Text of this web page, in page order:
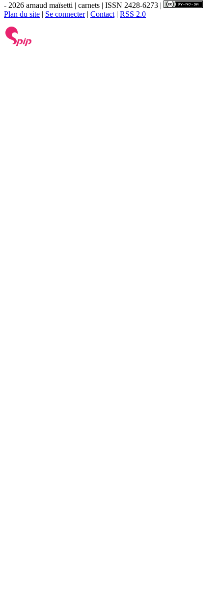
- 2026 arnaud maïsetti | carnets | ISSN 2428-6273 |
Plan du site | Se connecter| Contact | RSS 2.0